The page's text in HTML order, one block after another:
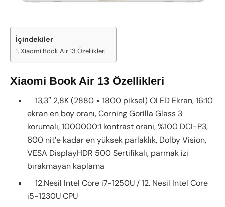
İçindekiler
Xiaomi Book Air 13 Özellikleri
Xiaomi Book Air 13 Özellikleri
13,3″ 2,8K (2880 × 1800 piksel) OLED Ekran, 16:10
ekran en boy oranı, Corning Gorilla Glass 3
korumalı, 1000000:1 kontrast oranı, %100 DCI-P3,
600 nit’e kadar en yüksek parlaklık, Dolby Vision,
VESA DisplayHDR 500 Sertifikalı, parmak izi
bırakmayan kaplama
12.Nesil Intel Core i7-1250U / 12. Nesil Intel Core
i5-1230U CPU